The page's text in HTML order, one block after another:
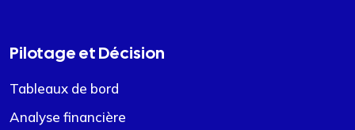
Pilotage et Décision
Tableaux de bord
Analyse financière